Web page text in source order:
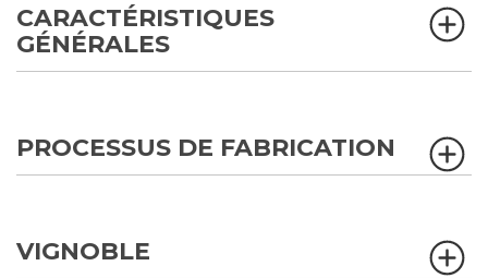
CARACTÉRISTIQUES
GÉNÉRALES
PROCESSUS DE FABRICATION
VIGNOBLE